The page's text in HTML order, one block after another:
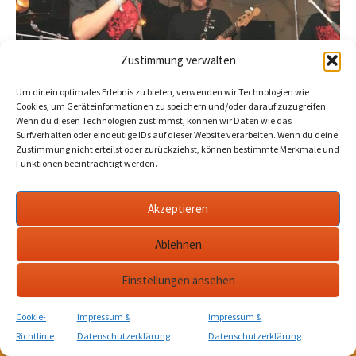
Zustimmung verwalten
Um dir ein optimales Erlebnis zu bieten, verwenden wir Technologien wie
Cookies, um Geräteinformationen zu speichern und/oder darauf zuzugreifen.
Wenn du diesen Technologien zustimmst, können wir Daten wie das
Surfverhalten oder eindeutige IDs auf dieser Website verarbeiten. Wenn du deine
Zustimmung nicht erteilst oder zurückziehst, können bestimmte Merkmale und
Funktionen beeinträchtigt werden.
Akzeptieren
Ablehnen
Einstellungen ansehen
Cookie-
Richtlinie
Impressum &
Datenschutzerklärung
Impressum &
Datenschutzerklärung
KULTurverein Stadtmauerturm e.V. Bad Langensalza • Jahnstraße 10 • 99947
Bad Langensalza • Tel.: 03603 842710.